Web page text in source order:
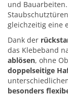
und
gleichzeitig eine
Dank der
das Klebeband
ablösen, ohne
doppelseitige
besonders